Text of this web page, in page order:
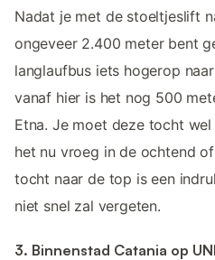
Nadat je met de stoeltjeslift
ongeveer 2.400 meter bent
langlaufbus iets hogerop
vanaf hier is het nog 500
Etna. Je moet deze tocht
het nu vroeg in de ochtend
tocht naar de top is een
niet snel zal vergeten.
3. Binnenstad Catania op